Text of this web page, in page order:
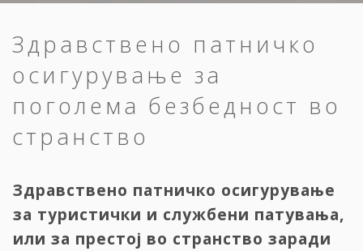
Здравствено патничко
осигурување за
поголема безбедност во
странство
Здравствено патничко осигурување
за туристички и службени патувања,
или за престој во странство заради